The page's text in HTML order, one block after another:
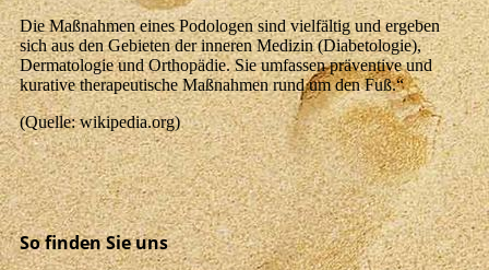
Die Maßnahmen eines Podologen sind vielfältig und ergeben
sich aus den Gebieten der inneren Medizin (Diabetologie),
Dermatologie und Orthopädie. Sie umfassen präventive und
kurative therapeutische Maßnahmen rund um den Fuß.“
(Quelle: wikipedia.org)
So finden Sie uns